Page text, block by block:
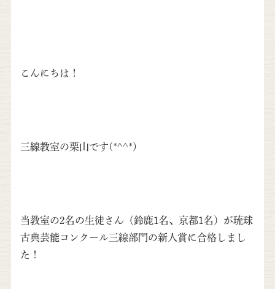
こんにちは！
三線教室の栗山です(*^^*)
当教室の2名の生徒さん（鈴鹿1名、京都1名）が琉球
古典芸能コンクール三線部門の新人賞に合格しまし
た！